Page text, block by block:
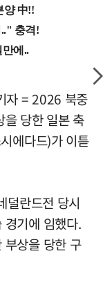
자 = 2026 북중
을 당한 일본 축
에다드)가 이튿
덜란드전 당시
경기에 임했다.
부상을 당한 구